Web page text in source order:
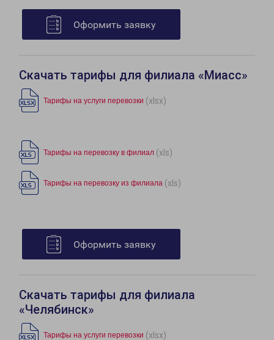
Оформить заявку
Скачать тарифы для филиала «Миасс»
Тарифы на услуги перевозки (xlsx)
Тарифы на перевозку в филиал (xls)
Тарифы на перевозку из филиала (xls)
Оформить заявку
Скачать тарифы для филиала
«Челябинск»
Тарифы на услуги перевозки (xlsx)